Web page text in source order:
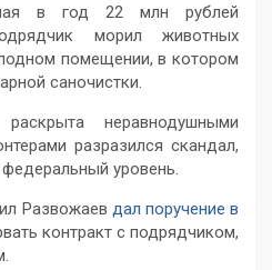
в год 22 млн рублей
морил животных
помещении, в котором
саночистки.
неравнодушными
разразился скандал,
уровень.
Развожаев дал поручение в
контракт с подрядчиком,